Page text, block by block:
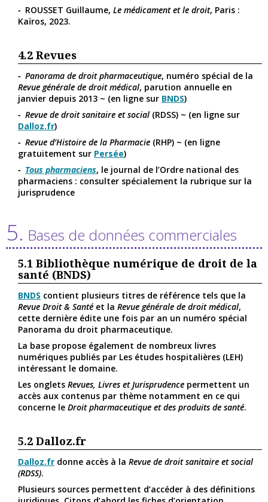
ROUSSET Guillaume, Le médicament et le droit, Paris :
Kaïros, 2023.
4.2 Revues
Panorama de droit pharmaceutique, numéro spécial de la
Revue générale de droit médical, parution annuelle en
janvier depuis 2013 ~ (en ligne sur BNDS)
Revue de droit sanitaire et social (RDSS) ~ (en ligne sur
Dalloz.fr)
Revue d’Histoire de la Pharmacie (RHP) ~ (en ligne
gratuitement sur Persée)
Tous pharmaciens, le journal de l’Ordre national des
pharmaciens : consulter spécialement la rubrique sur la
jurisprudence
5. Bases de données commerciales
5.1 Bibliothèque numérique de droit de la
santé (BNDS)
BNDS contient plusieurs titres de référence tels que la
Revue Droit & Santé et la Revue générale de droit médical,
cette dernière édite une fois par an un numéro spécial
Panorama du droit pharmaceutique.
La base propose également de nombreux livres
numériques publiés par Les études hospitalières (LEH)
intéressant le domaine.
Les onglets Revues, Livres et Jurisprudence permettent un
accès aux contenus par thème notamment en ce qui
concerne le Droit pharmaceutique et des produits de santé.
5.2 Dalloz.fr
Dalloz.fr donne accès à la Revue de droit sanitaire et social
(RDSS).
Plusieurs sources permettent d’accéder à des définitions